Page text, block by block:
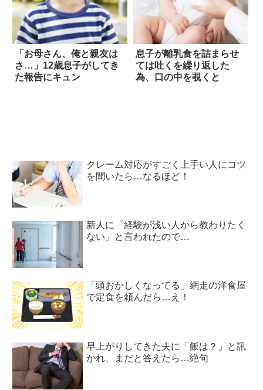
「お母さん、俺と親友は
さ…」12歳息子がしてき
た報告にキュン
息子が離乳食を詰まらせ
ては吐くを繰り返した
為、口の中を覗くと
クレーム対応がすごく上手い人にコツ
を聞いたら…なるほど！
新人に「経験が浅い人から教わりたく
ない」と言われたので…
「頭おかしくなってる」網走の洋食屋
で定食を頼んだら…え！
早上がりしてきた夫に「飯は？」と訊
かれ、まだと答えたら…絶句